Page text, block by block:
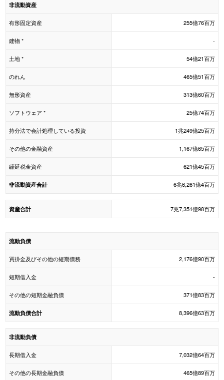
非流動資産
有形固定資産 255億76百万
建物 * -
土地 * 54億21百万
のれん 465億51百万
無形資産 313億60百万
ソフトウェア * 25億74百万
持分法で会計処理している投資 1兆249億25百万
その他の金融資産 1,167億65百万
繰延税金資産 621億45百万
非流動資産合計 6兆6,261億4百万
資産合計 7兆7,351億98百万
流動負債
買掛金及びその他の短期債務 2,176億90百万
短期借入金 -
その他の短期金融負債 371億83百万
流動負債合計 8,396億63百万
非流動負債
長期借入金 7,032億64百万
その他の長期金融負債 465億89百万